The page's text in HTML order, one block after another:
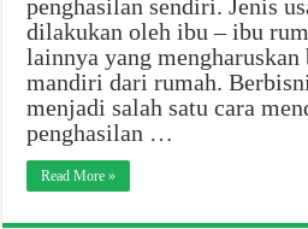
penghasilan sendiri. Jenis
dilakukan oleh ibu – ibu
lainnya yang mengharuskan
mandiri dari rumah.
menjadi salah satu cara
penghasilan …
Read More »